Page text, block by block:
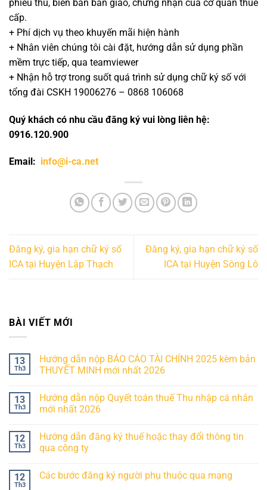
phiếu thu, biên bản bàn giao, chứng nhận của cơ quan thuế
cấp.
+ Phí dịch vụ theo khuyến mãi hiện hành
+ Nhân viên chúng tôi cài đặt, hướng dẫn sử dụng phần
mềm trực tiếp, qua teamviewer
+ Nhận hỗ trợ trong suốt quá trình sử dụng chữ ký số với
tổng đài CSKH 19006276 – 0868 106068
Quý khách có nhu cầu đăng ký vui lòng liên hệ:
0916.120.900
Email: info@i-ca.net
Đăng ký, gia hạn chữ ký số
ICA tại Huyện Lập Thạch
Đăng ký, gia hạn chữ ký số
ICA tại Huyện Sông Lô
BÀI VIẾT MỚI
13
Th3
Hướng dẫn nộp BÁO CÁO TÀI CHÍNH 2025 kèm bản
THUYẾT MINH mới nhất 2026
13
Th3
Hướng dẫn nộp Quyết toán thuế Thu nhập cá nhân
mới nhất 2026
12
Th3
Hướng dẫn đăng ký thuế hoặc thay đổi thông tin
qua công ty
12
Th3
Các bước đăng ký người phụ thuộc qua mạng